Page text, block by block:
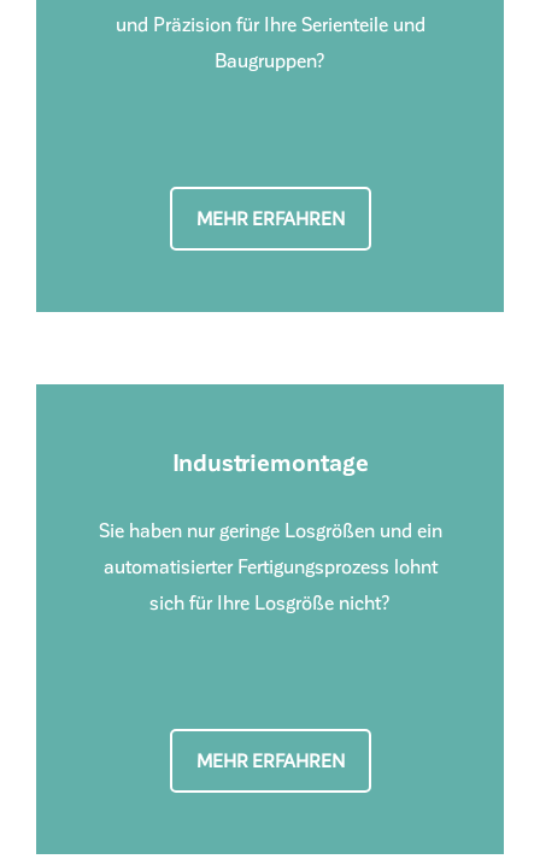
und Präzision für Ihre Serienteile und
Baugruppen?
MEHR ERFAHREN
Industriemontage
Sie haben nur geringe Losgrößen und ein
automatisierter Fertigungsprozess lohnt
sich für Ihre Losgröße nicht?
MEHR ERFAHREN